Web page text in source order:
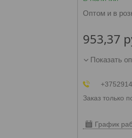
Оптом и в
953,37
Показать
Заказ только
График